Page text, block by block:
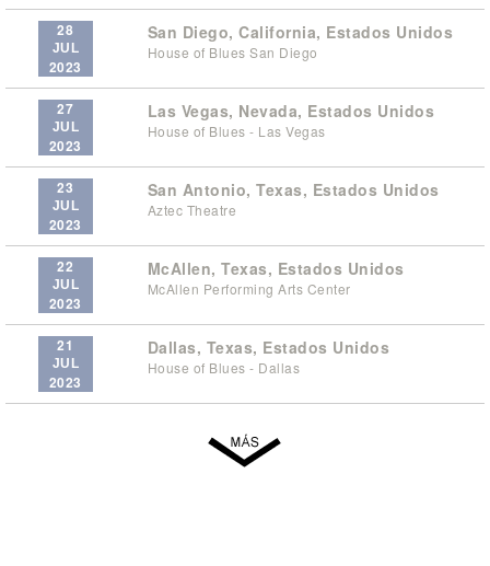
28
JUL
2023
San Diego, California, Estados Unidos
House of Blues San Diego
27
JUL
2023
Las Vegas, Nevada, Estados Unidos
House of Blues - Las Vegas
23
JUL
2023
San Antonio, Texas, Estados Unidos
Aztec Theatre
22
JUL
2023
McAllen, Texas, Estados Unidos
McAllen Performing Arts Center
21
JUL
2023
Dallas, Texas, Estados Unidos
House of Blues - Dallas